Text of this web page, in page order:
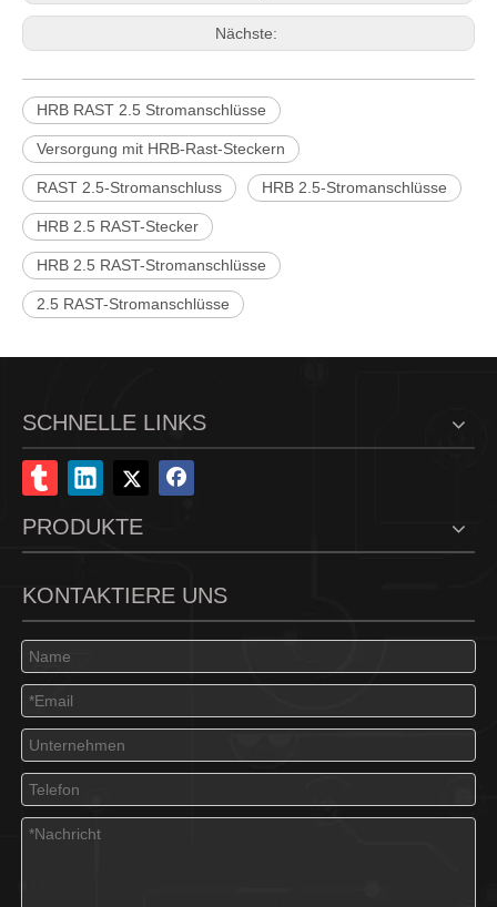
Nächste:
HRB RAST 2.5 Stromanschlüsse
Versorgung mit HRB-Rast-Steckern
RAST 2.5-Stromanschluss HRB 2.5-Stromanschlüsse
HRB 2.5 RAST-Stecker
HRB 2.5 RAST-Stromanschlüsse
2.5 RAST-Stromanschlüsse
SCHNELLE LINKS
PRODUKTE
KONTAKTIERE UNS